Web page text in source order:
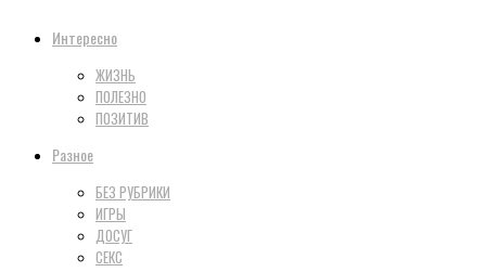
Интересно
ЖИЗНЬ
ПОЛЕЗНО
ПОЗИТИВ
Разное
БЕЗ РУБРИКИ
ИГРЫ
ДОСУГ
СЕКС